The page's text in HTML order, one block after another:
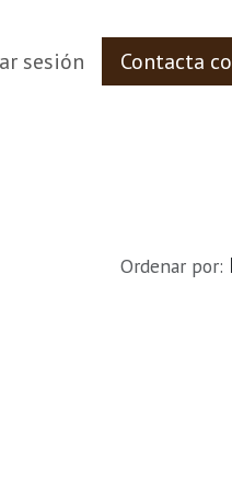
sesión Contacta
Ordenar por: